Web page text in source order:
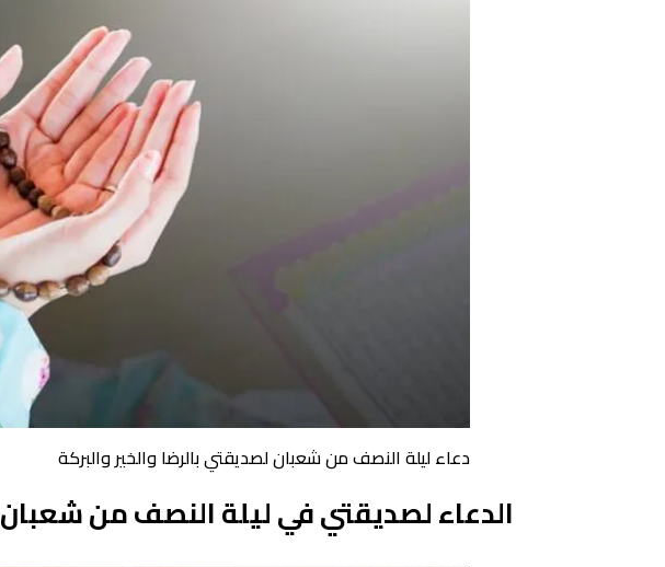
دعاء ليلة النصف من شعبان لصديقتي بالرضا والخير والبركة
الدعاء لصديقتي في ليلة النصف من شعبان